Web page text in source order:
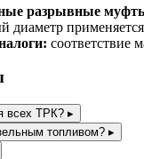
разрывные
диаметр
соответствие
всех ТРК? ▸
топливом? ▸